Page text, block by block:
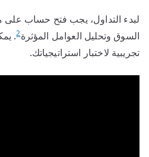
لبدء التداول، يجب فتح حساب
السوق وتحليل العوامل المؤثرة2
.
تجريبية لاختبار استراتيجياتك.